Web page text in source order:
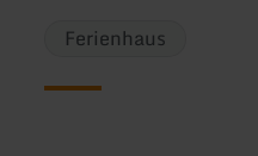
Ferienhaus